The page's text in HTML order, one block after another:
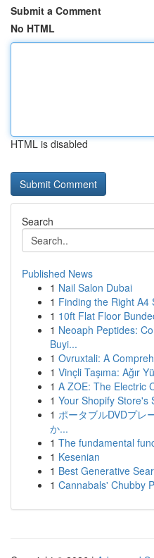
Submit a Comment
No HTML
HTML is disabled
Search
Published News
1 Nail Salon Dubai
1 Finding the Right A4
1 10ft Flat Floor
1 Neoaph Peptides:
Buyi...
1 Ovruxtali: A
1 Vinçli Taşıma: Ağır
1 A ZOE: The Electric
1 Your Shopify Store's
1 ポータブルDVDプレ
か...
1 The fundamental
1 Kesenian
1 Best Generative
1 Cannabals' Chubby